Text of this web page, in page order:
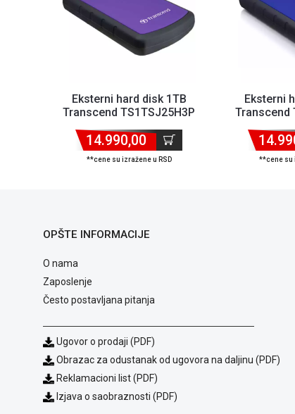
Eksterni hard disk 1TB
Transcend TS1TSJ25H3P
14.990,00
**cene su izražene u RSD
Eksterni
Transcend
**cene su
OPŠTE INFORMACIJE
O nama
Zaposlenje
Često postavljana pitanja
Ugovor o prodaji (PDF)
Obrazac za odustanak od ugovora na daljinu (PDF)
Reklamacioni list (PDF)
Izjava o saobraznosti (PDF)